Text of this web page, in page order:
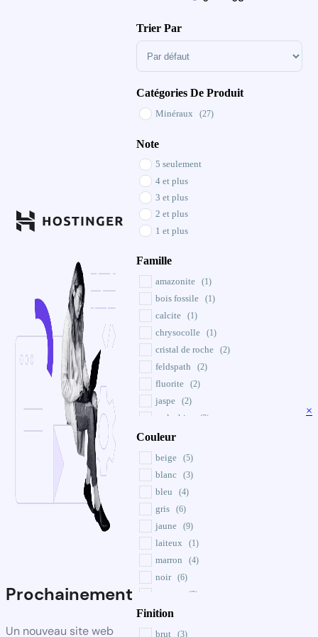
Prochainement
Un nouveau site web
Minimum Price
Maximum Price
Trier Par
Sort Products
Catégories De Produit
Minéraux (27)
Note
5 seulement
4 et plus
3 et plus
2 et plus
1 et plus
Famille
amazonite (1)
bois fossile (1)
calcite (1)
chrysocolle (1)
cristal de roche (2)
feldspath (2)
fluorite (2)
jaspe (2)
malachite (2)
onyx
opale (2)
quartz (5)
rhodochrosite
ruby soizite
septari (2)
Couleur
beige (5)
blanc (3)
bleu (4)
gris (6)
jaune (9)
laiteux (1)
marron (4)
noir (6)
(2)
rose
transparent
Finition
brut (3)
×